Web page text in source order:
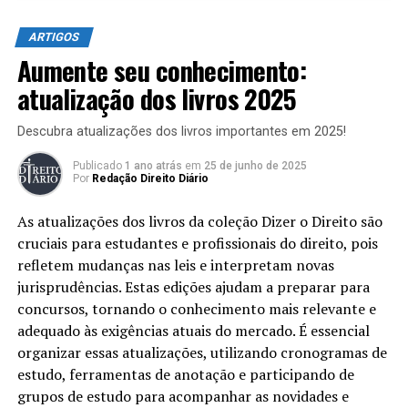
entes federativos compete a edição de normas
específicas ou especiais, em consonância com o
interesse da localidade. Todavia, e de acordo com o
artigo 22 da Constituição brasileira, a União deverá
legislar de forma privativa em alguns assuntos que são
considerados de interesse nacional.
Noutro giro, o artigo 24 da Constituição de 1988
estabelece que a competência recai para a União,
Estados e Distrito Federal nos casos afetos a florestas,
pesca, fauna, conservação da natureza, caça, defesa do
solo e dos recursos naturais, proteção do meio ambiente
e controle da poluição (inciso VI); proteção ao
patrimônio histórico, cultural, artístico, turístico e
paisagístico (inciso VII) e responsabilidade por dano ao
meio ambiente, ao consumidor, a bens e direitos de valor
artístico, estético, histórico, turístico e paisagístico
ARTIGOS
Aumente seu conhecimento:
atualização dos livros 2025
Descubra atualizações dos livros importantes em 2025!
Publicado 1 ano atrás em 25 de junho de 2025
Por Redação Direito Diário
As atualizações dos livros da coleção Dizer o Direito são
cruciais para estudantes e profissionais do direito, pois
refletem mudanças nas leis e interpretam novas
jurisprudências. Estas edições ajudam a preparar para
concursos, tornando o conhecimento mais relevante e
adequado às exigências atuais do mercado. É essencial
organizar essas atualizações, utilizando cronogramas de
estudo, ferramentas de anotação e participando de
grupos de estudo para acompanhar as novidades e